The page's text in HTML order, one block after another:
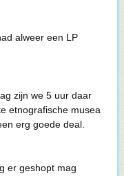
alweer een LP
zijn we 5 uur daar
etnografische musea
erg goede deal.
er geshopt mag